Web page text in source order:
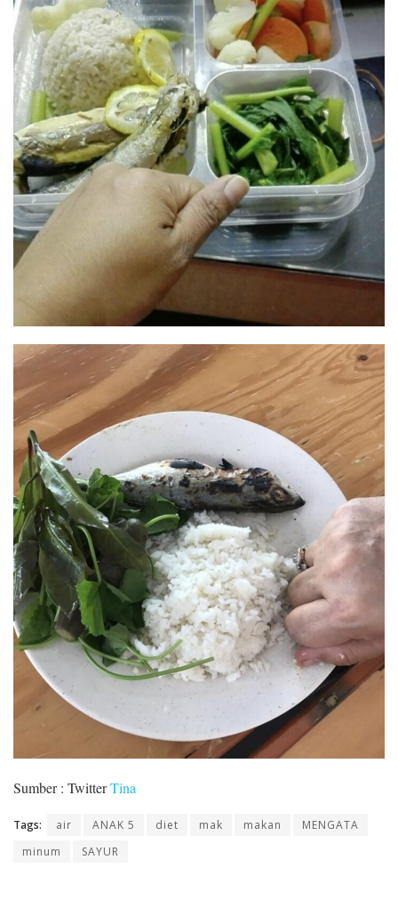
Sumber : TwitterTina
Tags: air ANAK 5 diet mak makan
MENGATA
minum
SAYUR